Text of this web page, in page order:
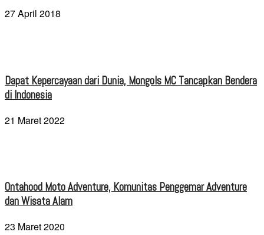
27 April 2018
Dapat Kepercayaan dari Dunia, Mongols MC Tancapkan Bendera
di Indonesia
21 Maret 2022
Ontahood Moto Adventure, Komunitas Penggemar Adventure
dan Wisata Alam
23 Maret 2020